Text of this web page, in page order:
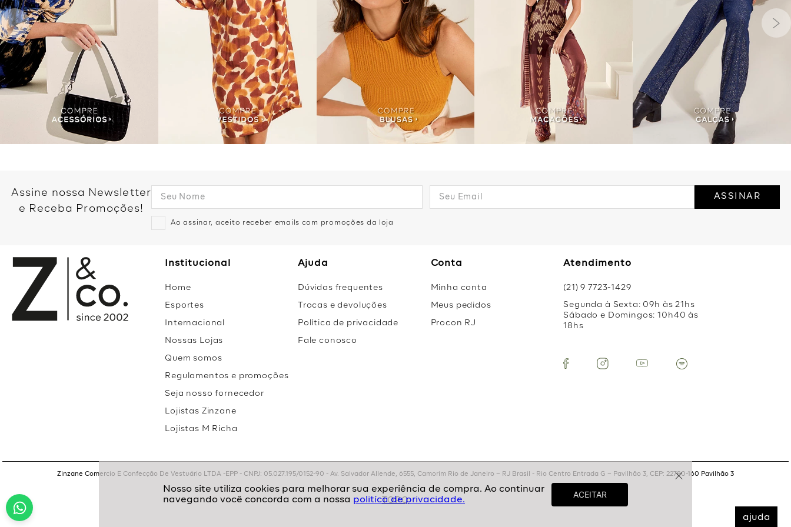
ajuda
politíca de privacidade.
Assine nossa Newsletter
e Receba Promoções!
Ao assinar, aceito receber emails com promoções da loja
ASSINAR
Institucional
Home
Esportes
Internacional
Nossas Lojas
Quem somos
Regulamentos e promoções
Seja nosso fornecedor
Lojistas Zinzane
Lojistas M Richa
Ajuda
Dúvidas frequentes
Trocas e devoluções
Política de privacidade
Fale conosco
Conta
Minha conta
Meus pedidos
Procon RJ
Atendimento
(21) 9 7723-1429
Segunda à Sexta: 09h às 21hs
Sábado e Domingos: 10h40 às
18hs
Zinzane Comercio E Confecção De Vestuário LTDA -EPP - CNPJ: 05.027.195/0152-90 - Av. Salvador Allende, 6555, Camorim Rio de Janeiro – RJ Brasil - Rio Centro Entrada G – Pavilhão 3, CEP: 22780-160 Pavilhão 3
TOPO